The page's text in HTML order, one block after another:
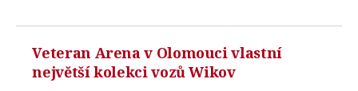
Veteran Arena v Olomouci vlastní
největší kolekci vozů Wikov